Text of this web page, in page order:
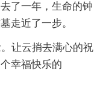
了一年，生命的钟
走近了一步。
让云捎去满心的祝
幸福快乐的